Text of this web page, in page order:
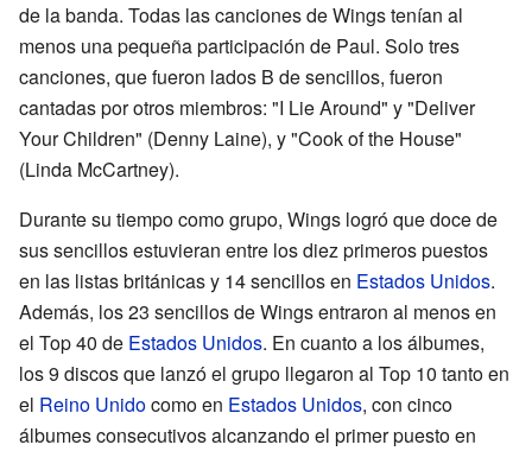
de la banda. Todas las canciones de Wings tenían al
menos una pequeña participación de Paul. Solo tres
canciones, que fueron lados B de sencillos, fueron
cantadas por otros miembros: "I Lie Around" y "Deliver
Your Children" (Denny Laine), y "Cook of the House"
(Linda McCartney).
Durante su tiempo como grupo, Wings logró que doce de
sus sencillos estuvieran entre los diez primeros puestos
en las listas británicas y 14 sencillos en Estados Unidos.
Además, los 23 sencillos de Wings entraron al menos en
el Top 40 de Estados Unidos. En cuanto a los álbumes,
los 9 discos que lanzó el grupo llegaron al Top 10 tanto en
el Reino Unidocomo en Estados Unidos, con cinco
álbumes consecutivos alcanzando el primer puesto en